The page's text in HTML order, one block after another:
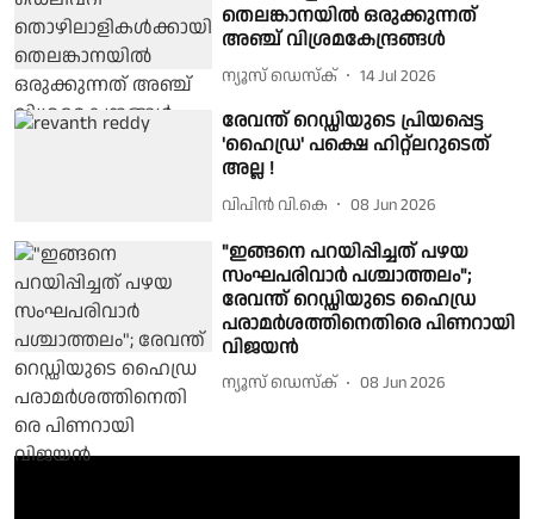
തെലങ്കാനയിൽ ഒരുക്കുന്നത്
അഞ്ച് വിശ്രമകേന്ദ്രങ്ങൾ
ന്യൂസ് ഡെസ്ക് 14 Jul 2026
രേവന്ത് റെഡ്ഡിയുടെ പ്രിയപ്പെട്ട
'ഹൈഡ്ര' പക്ഷെ ഹിറ്റ്ലറുടെത്
അല്ല !
വിപിന്‍ വി.കെ 08 Jun 2026
"ഇങ്ങനെ പറയിപ്പിച്ചത് പഴയ
സംഘപരിവാര്‍ പശ്ചാത്തലം";
രേവന്ത് റെഡ്ഡിയുടെ ഹൈഡ്ര
പരാമര്‍ശത്തിനെതിരെ പിണറായി
വിജയന്‍
ന്യൂസ് ഡെസ്ക് 08 Jun 2026